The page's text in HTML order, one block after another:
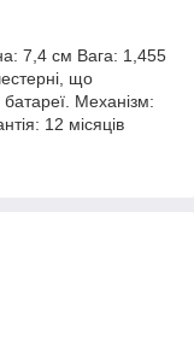
7,4 см Вага: 1,455
що
Механізм:
12 місяців